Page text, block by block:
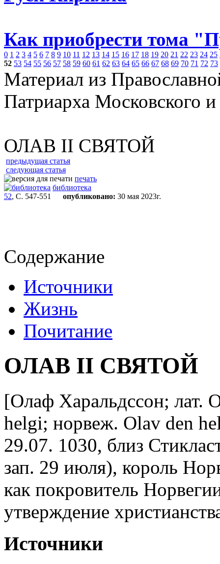
Как приобрести тома
0 1 2 3 4 5 6 7 8 9 10 11 12 13 14 15 16 17 18 19 20 21 22 23 24 25
52 53 54 55 56 57 58 59 60 61 62 63 64 65 66 67 68 69 70 71 72 73
Материал из
Патриарха Московского
ОЛАВ II СВЯТОЙ
предыдущая статья
следующая статья
печать
библиотека
52, С. 547-551 опубликовано: 30 мая 2023г.
Содержание
Источники
Жизнь
Почитание
ОЛАВ II СВЯТОЙ
[Олаф Харальдссон; лат.
helgi; норвеж. Olav den
29.07. 1030, близ
зап. 29 июля), король
как покровитель
утверждение
Источники